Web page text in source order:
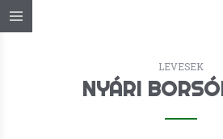
LEVESEK
NYÁRI